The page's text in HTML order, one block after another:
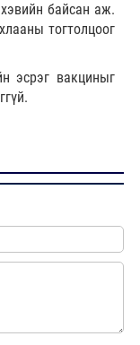
байсан аж.
тогтолцоог
эсрэг вакциныг